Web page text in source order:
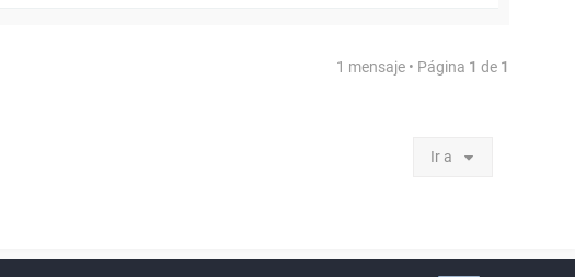
a
1 mensaje • Página 1 de 1
Ir a